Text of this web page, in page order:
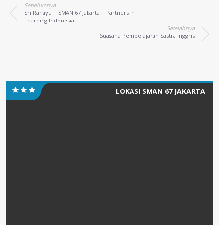
Sebelumnya
Sri Rahayu | SMAN 67 Jakarta | Partners in
Learning Indonesia
Setelahnya
Suasana Pembelajaran Sastra Inggris
LOKASI SMAN 67 JAKARTA